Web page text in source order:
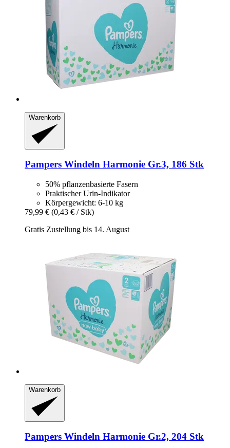
Warenkorb
Pampers Windeln Harmonie Gr.3, 186 Stk
50% pflanzenbasierte Fasern
Praktischer Urin-Indikator
Körpergewicht: 6-10 kg
79,99 € (0,43 € / Stk)
Gratis Zustellung bis 14. August
Warenkorb
Pampers Windeln Harmonie Gr.2, 204 Stk